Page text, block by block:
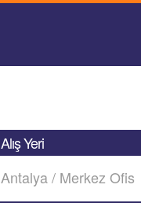
Alış Yeri
Antalya / Merkez Ofis